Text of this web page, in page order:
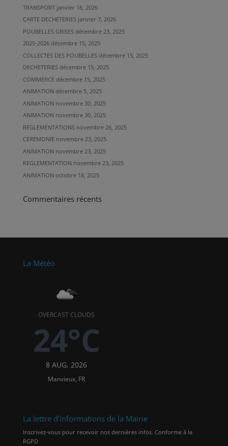
TRANSPORT janvier 16, 2026
CARTE DECHETERIES janvier 7, 2026
POUBELLES GRISES décembre 23, 2025
2025-2026 décembre 15, 2025
COLLECTES DES POUBELLES décembre 15, 2025
DECHETERIES décembre 15, 2025
COMMERCE décembre 15, 2025
ANIMATION décembre 5, 2025
ANIMATION novembre 30, 2025
ANIMATION novembre 30, 2025
REGLEMENTATIONS novembre 26, 2025
CEREMONIE novembre 23, 2025
ANIMATION novembre 23, 2025
REGLEMENTATION novembre 23, 2025
ANIMATION octobre 18, 2025
Commentaires récents
La Météo
OVERCAST CLOUDS
24°C
8 AUG, 2026
Manvieux, FR
La lettre d’informations de la Mairie
Inscrivez-vous pour recevoir nos dernières infos. Conforme à la
RGPD